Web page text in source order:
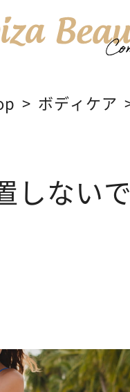
覧
ィケア
ボディケア
しない